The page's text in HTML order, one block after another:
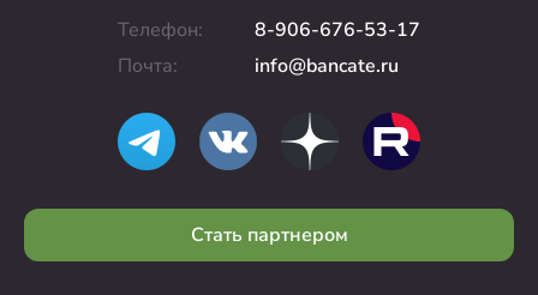
Телефон:
8-906-676-53-17
Почта:
info@bancate.ru
Стать партнером